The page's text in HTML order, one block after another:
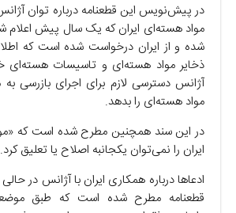
در پیش‌نویس این قطعنامه درباره توان
مواد هسته‌ای ایران که یک سال پیش اعلام
شده و از ایران درخواست شده است که
ذخایر مواد هسته‌ای و تاسیسات هسته‌ای
آژانس دسترسی لازم برای اجرای بازرسی به
مواد هسته‌ای را بدهد.
در این سند همچنین مطرح شده است که
ایران را نمی‌توان یکجانبه اصلاح یا تعلیق
ادعا‌ها درباره همکاری ایران با آژانس در
قطعنامه مطرح شده است که طبق